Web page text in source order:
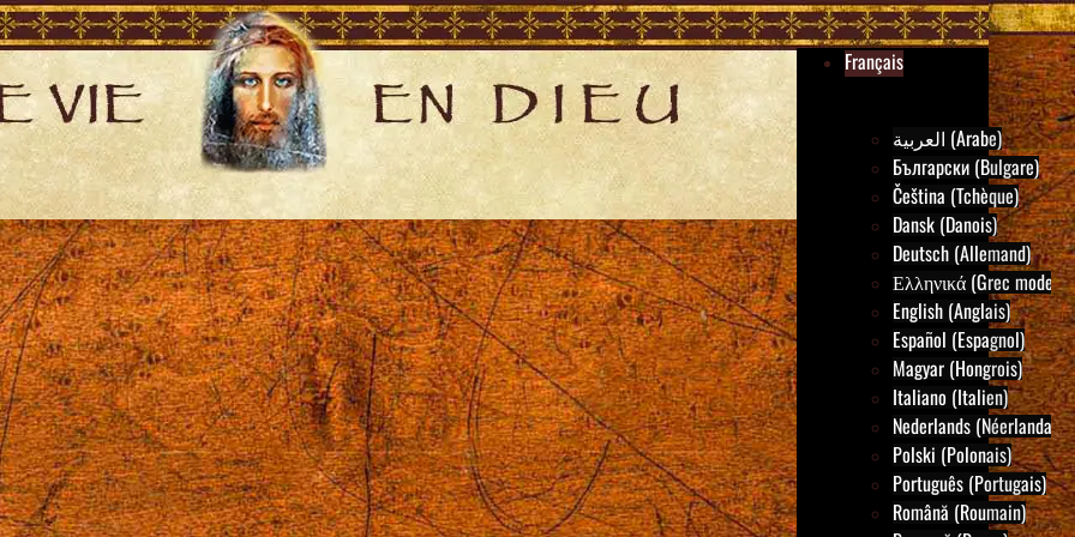
Français
العربية (Arabe)
Български (Bulgare)
Čeština (Tchèque)
Dansk (Danois)
Deutsch (Allemand)
Ελληνικά (Grec
English (Anglais)
Español (Espagnol)
Magyar (Hongrois)
Italiano (Italien)
Nederlands (Néerlandais)
Polski (Polonais)
Português (Portugais)
Română (Roumain)